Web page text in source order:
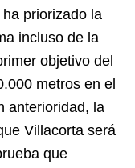
priorizado la
incluso de la
objetivo del
metros en el
anterioridad, la
Villacorta será
que